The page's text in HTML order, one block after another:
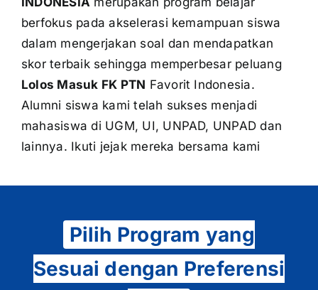
berfokus pada akselerasi kemampuan siswa
dalam mengerjakan soal dan mendapatkan
skor terbaik sehingga memperbesar peluang
Lolos Masuk FK PTN Favorit Indonesia.
Alumni siswa kami telah sukses menjadi
mahasiswa di UGM, UI, UNPAD, UNPAD dan
lainnya. Ikuti jejak mereka bersama kami
Pilih Program yang
Sesuai dengan Preferensi